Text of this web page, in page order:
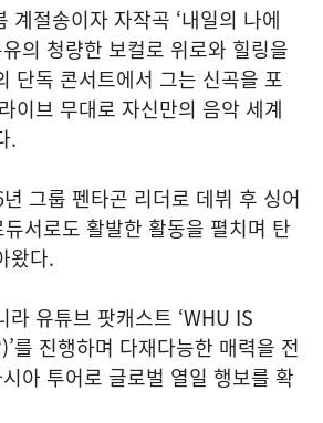
계절송이자 자작곡 ‘내일의 나에
의 청량한 보컬로 위로와 힐링을
단독 콘서트에서 그는 신곡을 포
이브 무대로 자신만의 음악 세계
.
그룹 펜타곤 리더로 데뷔 후 싱어
서로도 활발한 활동을 펼치며 탄
왔다.
라 유튜브 팟캐스트 ‘WHU IS
를 진행하며 다재다능한 매력을 전
아 투어로 글로벌 열일 행보를 확